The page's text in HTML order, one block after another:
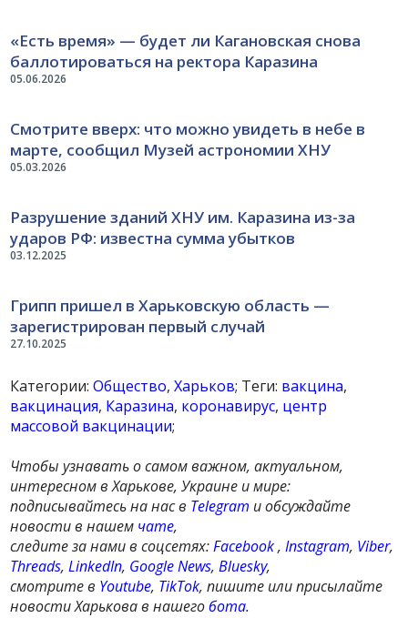
05.06.2026
«Есть время» — будет ли Кагановская снова
баллотироваться на ректора Каразина
05.03.2026
Смотрите вверх: что можно увидеть в небе в
марте, сообщил Музей астрономии ХНУ
03.12.2025
Разрушение зданий ХНУ им. Каразина из-за
ударов РФ: известна сумма убытков
27.10.2025
Грипп пришел в Харьковскую область —
зарегистрирован первый случай
Категории:Общество,Харьков; Теги: вакцина,
вакцинация, Каразина, коронавирус, центр
массовой вакцинации;
Чтобы узнавать о самом важном, актуальном,
интересном в Харькове, Украине и мире:
подписывайтесь на нас в Telegram и обсуждайте
новости в нашем чате,
следите за нами в соцсетях:Facebook,Instagram, Viber,
Threads,LinkedIn, Google News,Bluesky,
смотрите в Youtube, TikTok, пишите или присылайте
новости Харькова в нашегобота.